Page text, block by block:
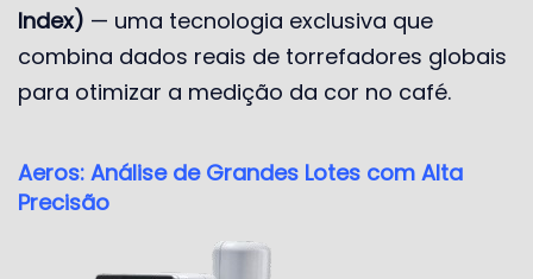
Index) — uma tecnologia exclusiva que
combina dados reais de torrefadores globais
para otimizar a medição da cor no café.
Aeros: Análise de Grandes Lotes com Alta
Precisão